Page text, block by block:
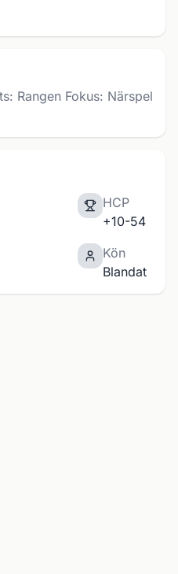
Rangen Fokus: Närspel
HCP
+10-54
Kön
Blandat